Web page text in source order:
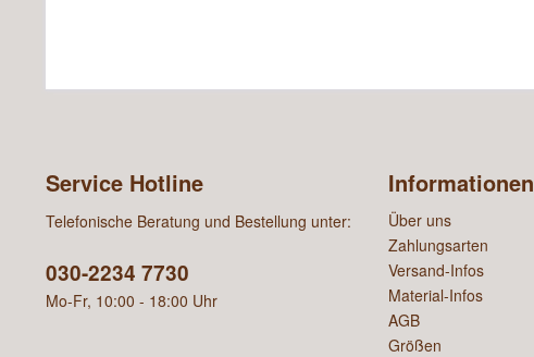
Service Hotline
Telefonische Beratung und Bestellung unter:
030-2234 7730
Mo-Fr, 10:00 - 18:00 Uhr
Informationen
Über uns
Zahlungsarten
Versand-Infos
Material-Infos
AGB
Größen